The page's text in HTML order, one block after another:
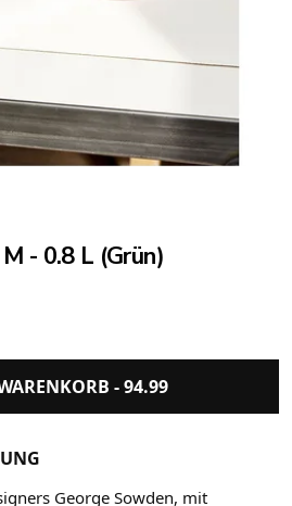
- 0.8 L (Grün)
-94.99
George Sowden, mit